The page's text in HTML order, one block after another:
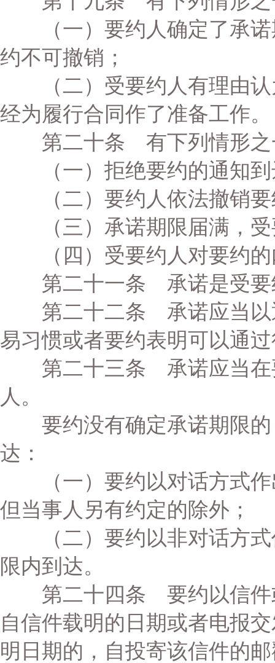
（一）要约人确定了承诺
约不可撤销；
（二）受要约人有理由认
经为履行合同作了准备工作。
第二十条 有下列情形之
（一）拒绝要约的通知到
（二）要约人依法撤销要
（三）承诺期限届满，受
（四）受要约人对要约的
第二十一条 承诺是受要
第二十二条 承诺应当以
易习惯或者要约表明可以通
第二十三条 承诺应当在
人。
要约没有确定承诺期限的
达：
（一）要约以对话方式作
但当事人另有约定的除外；
（二）要约以非对话方式
限内到达。
第二十四条 要约以信件
自信件载明的日期或者电报
明日期的，自投寄该信件的